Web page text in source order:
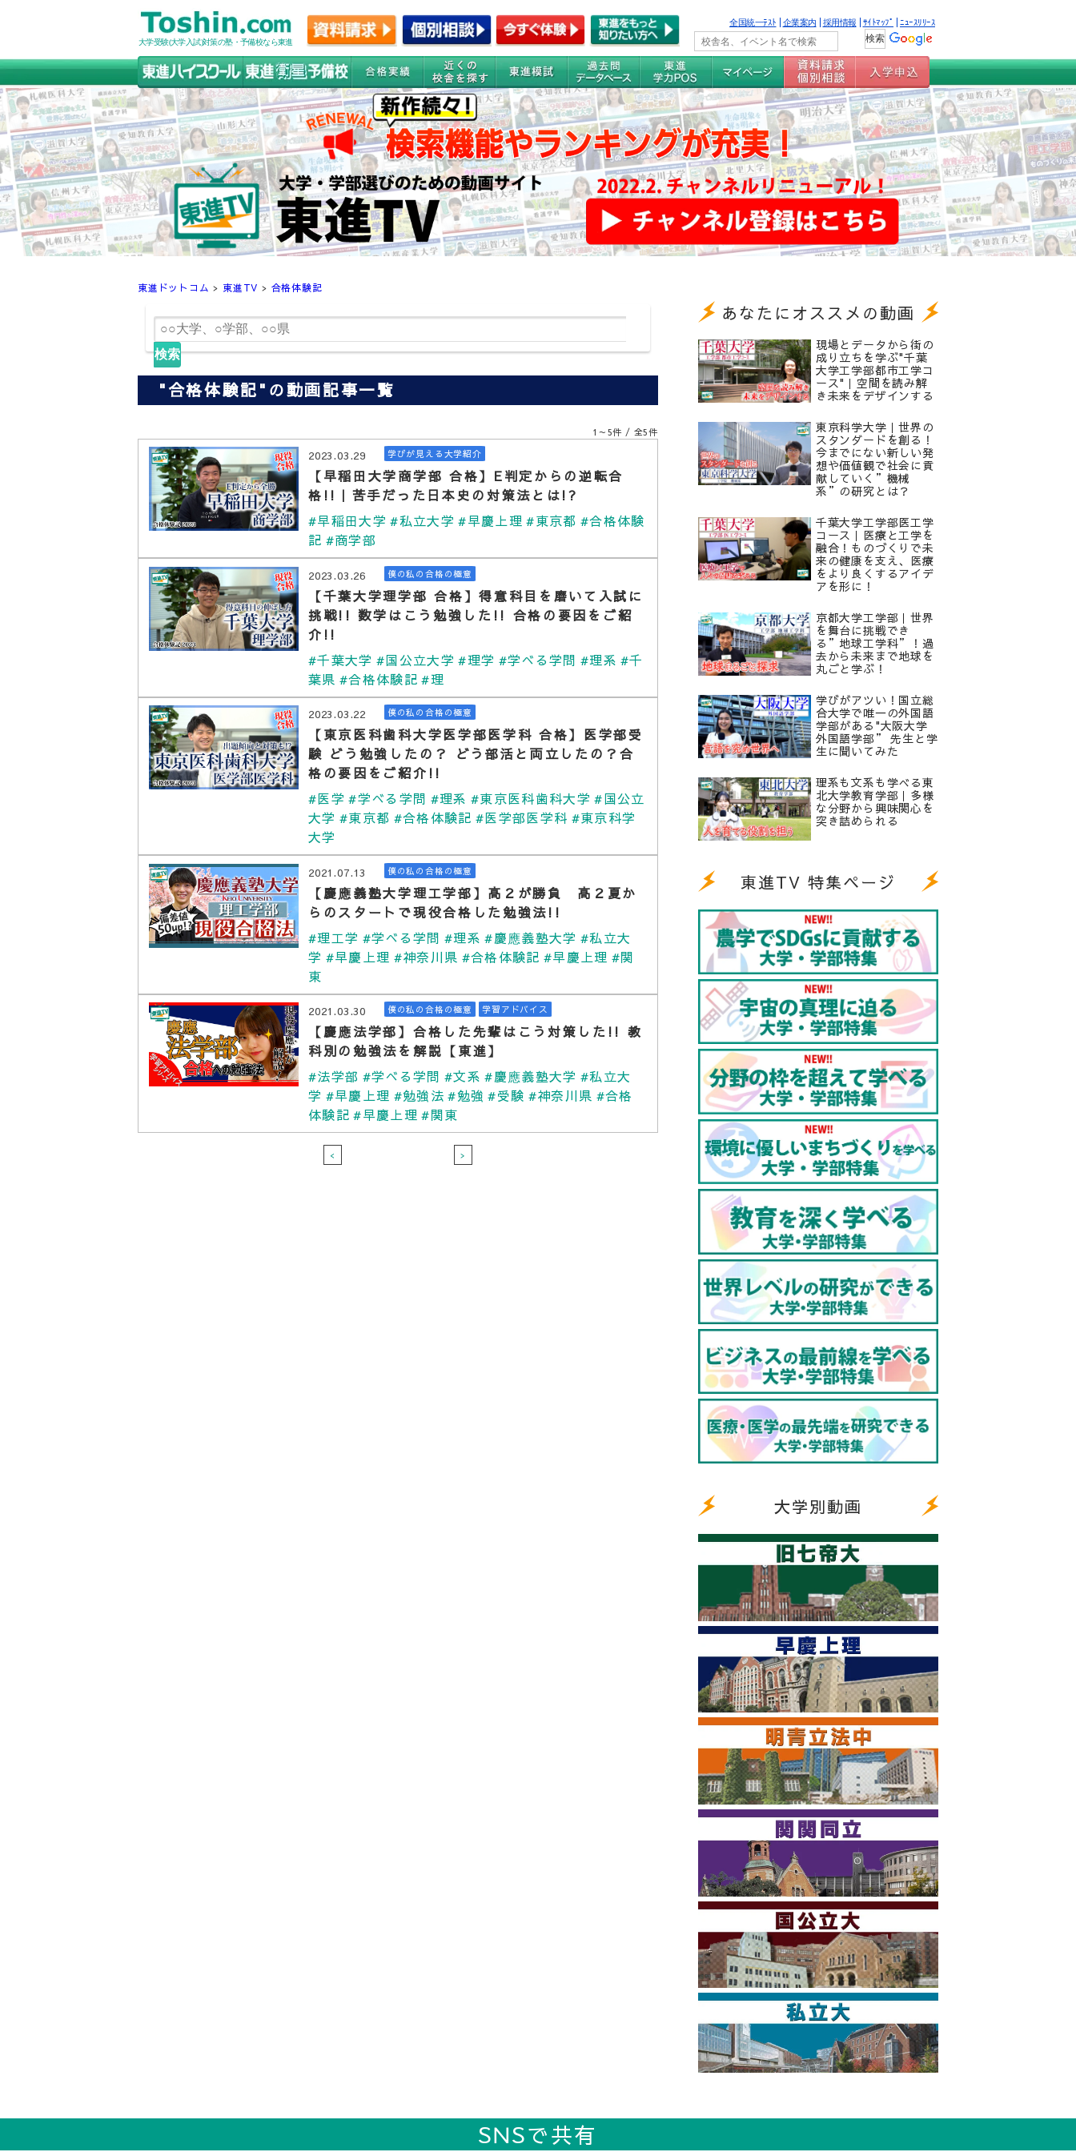
大学受験(大学入試)対策の塾・予備校なら東進
全国統一ﾃｽﾄ 企業案内 採用情報 ｻｲﾄﾏｯﾌﾟ ﾆｭｰｽﾘﾘｰｽ
東進ドットコム > 東進TV > 合格体験記
検索
"合格体験記"の動画記事一覧
1～5件 / 全5件
2023.03.29 学びが見える大学紹介
【早稲田大学商学部 合格】E判定からの逆転合
格!!｜苦手だった日本史の対策法とは!?
#早稲田大学 #私立大学 #早慶上理 #東京都 #合格体験
記 #商学部
2023.03.26 僕の私の合格の極意
【千葉大学理学部 合格】得意科目を磨いて入試に
挑戦!! 数学はこう勉強した!! 合格の要因をご紹
介!!
#千葉大学 #国公立大学 #理学 #学べる学問 #理系 #千
葉県 #合格体験記 #理
2023.03.22 僕の私の合格の極意
【東京医科歯科大学医学部医学科 合格】医学部受
験 どう勉強したの？ どう部活と両立したの？合
格の要因をご紹介!!
#医学 #学べる学問 #理系 #東京医科歯科大学 #国公立
大学 #東京都 #合格体験記 #医学部医学科 #東京科学
大学
2021.07.13 僕の私の合格の極意
【慶應義塾大学理工学部】高２が勝負 高２夏か
らのスタートで現役合格した勉強法!!
#理工学 #学べる学問 #理系 #慶應義塾大学 #私立大
学 #早慶上理 #神奈川県 #合格体験記 #早慶上理 #関
東
2021.03.30 僕の私の合格の極意 学習アドバイス
【慶應法学部】合格した先輩はこう対策した!! 教
科別の勉強法を解説【東進】
#法学部 #学べる学問 #文系 #慶應義塾大学 #私立大
学 #早慶上理 #勉強法 #勉強 #受験 #神奈川県 #合格
体験記 #早慶上理 #関東
< >
あなたにオススメの動画
現場とデータから街の
成り立ちを学ぶ"千葉
大学工学部都市工学コ
ース"｜空間を読み解
き未来をデザインする
東京科学大学｜世界の
スタンダードを創る！
今までにない新しい発
想や価値観で社会に貢
献していく”機械
系”の研究とは？
千葉大学工学部医工学
コース｜医療と工学を
融合！ものづくりで未
来の健康を支え、医療
をより良くするアイデ
アを形に！
京都大学工学部｜世界
を舞台に挑戦でき
る”地球工学科”！過
去から未来まで地球を
丸ごと学ぶ！
学びがアツい！国立総
合大学で唯一の外国語
学部がある"大阪大学
外国語学部” 先生と学
生に聞いてみた
理系も文系も学べる東
北大学教育学部｜多様
な分野から興味関心を
突き詰められる
東進TV 特集ページ
大学別動画
SNSで共有